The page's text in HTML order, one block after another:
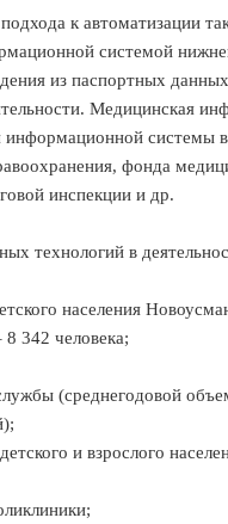
к автоматизации
системой
из паспортных
Медицинская
системы
фонда
инспекции и др.
технологий в
населения
8 342 человека;
(среднегодовой
и взрослого